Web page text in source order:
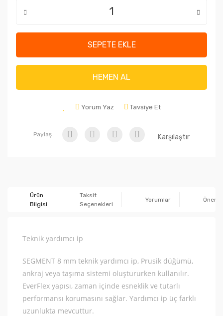
SEPETE EKLE
HEMEN AL
Yorum Yaz Tavsiye Et
Paylaş : Karşılaştır
Ürün
Bilgisi
Taksit
Seçenekleri
Yorumlar
Teknik yardımcı ip
SEGMENT 8 mm teknik yardımcı ip, Prusik düğümü,
ankraj veya taşıma sistemi oluştururken kullanılır.
EverFlex yapısı, zaman içinde esneklik ve tutarlı
performansı korumasını sağlar. Yardımcı ip üç farklı
uzunlukta mevcuttur.